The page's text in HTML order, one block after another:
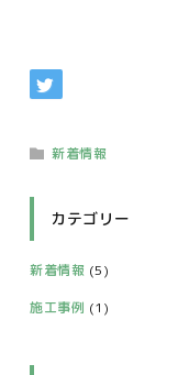
新着情報
カテゴリー
新着情報 (5)
施工事例 (1)